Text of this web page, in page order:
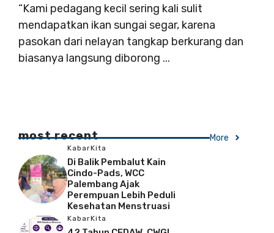
“Kami pedagang kecil sering kali sulit
mendapatkan ikan sungai segar, karena
pasokan dari nelayan tangkap berkurang dan
biasanya langsung diborong ...
most recent More
KabarKita
Di Balik Pembalut Kain
Cindo-Pads, WCC
Palembang Ajak
Perempuan Lebih Peduli
Kesehatan Menstruasi
KabarKita